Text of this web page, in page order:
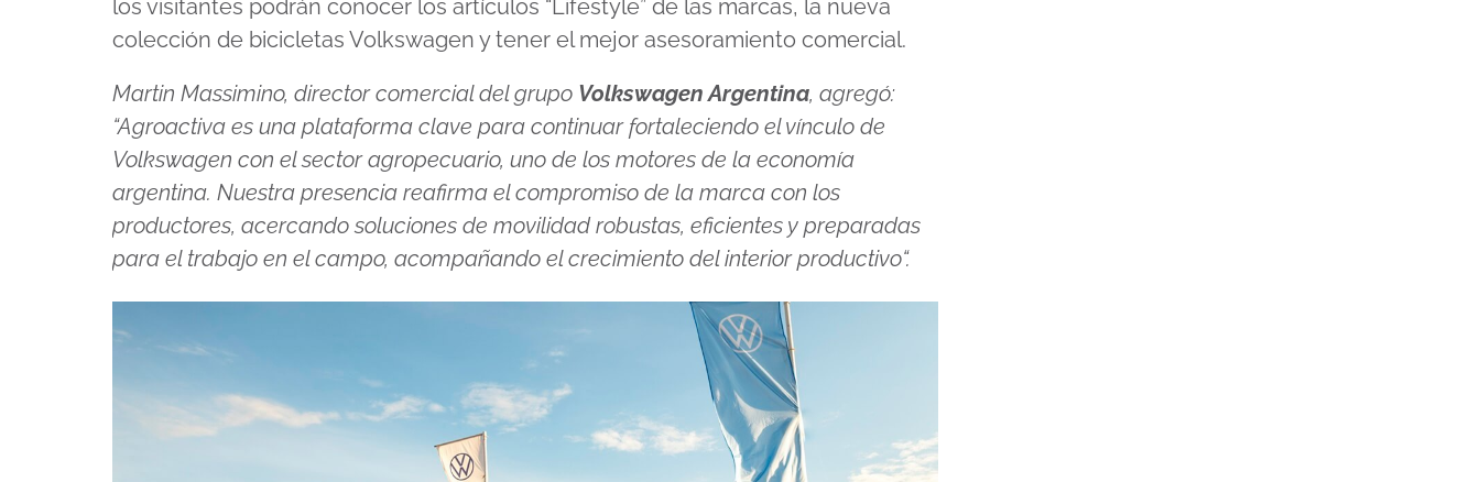
los visitantes podrán conocer los artículos “Lifestyle” de las marcas, la nueva
colección de bicicletas Volkswagen y tener el mejor asesoramiento comercial.
Martin Massimino, director comercial del grupo Volkswagen Argentina, agregó:
“Agroactiva es una plataforma clave para continuar fortaleciendo el vínculo de
Volkswagen con el sector agropecuario, uno de los motores de la economía
argentina. Nuestra presencia reafirma el compromiso de la marca con los
productores, acercando soluciones de movilidad robustas, eficientes y preparadas
para el trabajo en el campo, acompañando el crecimiento del interior productivo“.